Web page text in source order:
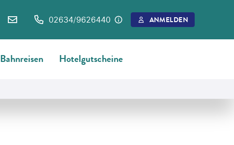
02634/9626440 ANMELDEN
Bahnreisen Hotelgutscheine